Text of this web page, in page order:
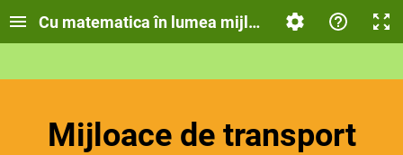
Cu matematica în lumea mijloacelor de transport
Mijloace de transport